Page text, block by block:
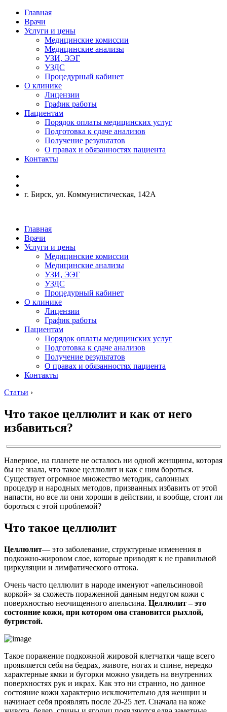
Главная
Врачи
Услуги и цены
Медицинские комиссии
Медицинские анализы
УЗИ, ЭЭГ
УЗДС
Процедурный кабинет
О клинике
Лицензии
График работы
Пациентам
Порядок оплаты медицинских услуг
Подготовка к сдаче анализов
Получение результатов
О правах и обязанностях пациента
Контакты
г. Бирск, ул. Коммунистическая, 142А
Главная
Врачи
Услуги и цены
Медицинские комиссии
Медицинские анализы
УЗИ, ЭЭГ
УЗДС
Процедурный кабинет
О клинике
Лицензии
График работы
Пациентам
Порядок оплаты медицинских услуг
Подготовка к сдаче анализов
Получение результатов
О правах и обязанностях пациента
Контакты
Статьи ›
Что такое целлюлит и как от него
избавиться?
Наверное, на планете не осталось ни одной женщины, которая
бы не знала, что такое целлюлит и как с ним бороться.
Существует огромное множество методик, салонных
процедур и народных методов, призванных избавить от этой
напасти, но все ли они хороши в действии, и вообще, стоит ли
бороться с этой проблемой?
Что такое целлюлит
Целлюлит— это заболевание, структурные изменения в
подкожно-жировом слое, которые приводят к не правильной
циркуляции и лимфатического оттока.
Очень часто целлюлит в народе именуют «апельсиновой
коркой» за схожесть пораженной данным недугом кожи с
поверхностью неочищенного апельсина. Целлюлит – это
состояние кожи, при котором она становится рыхлой,
бугристой.
Такое поражение подкожной жировой клетчатки чаще всего
проявляется себя на бедрах, животе, ногах и спине, нередко
характерные ямки и бугорки можно увидеть на внутренних
поверхностях рук и икрах. Как это ни странно, но данное
состояние кожи характерно исключительно для женщин и
начинает себя проявлять после 20-25 лет. Сначала на коже